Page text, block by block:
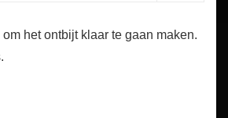
om het ontbijt klaar te gaan maken.